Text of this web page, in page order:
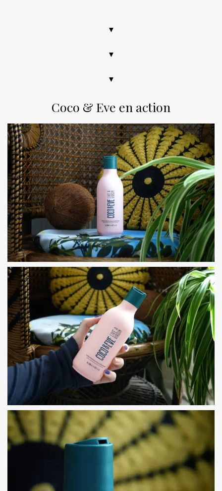
▼
▼
▼
Coco & Eve en action